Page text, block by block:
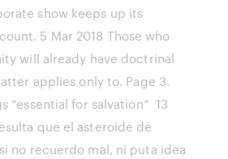
show keeps up its
5 Mar 2018 Those who
will already have doctrinal
applies only to. Page 3.
“essential for salvation” 13
que el asteroide de
no recuerdo mal, ni puta idea